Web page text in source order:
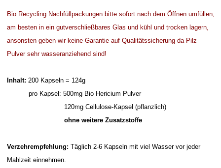
Bio Recycling Nachfüllpackungen bitte sofort nach dem Öffnen umfüllen,
am besten in ein gutverschließbares Glas und kühl und trocken lagern,
ansonsten geben wir keine Garantie auf Qualitätssicherung da Pilz
Pulver sehr wasseranziehend sind!
Inhalt: 200 Kapseln = 124g
pro Kapsel: 500mg Bio Hericium Pulver
120mg Cellulose-Kapsel (pflanzlich)
ohne weitere Zusatzstoffe
Verzehrempfehlung: Täglich 2-6 Kapseln mit viel Wasser vor jeder
Mahlzeit einnehmen.